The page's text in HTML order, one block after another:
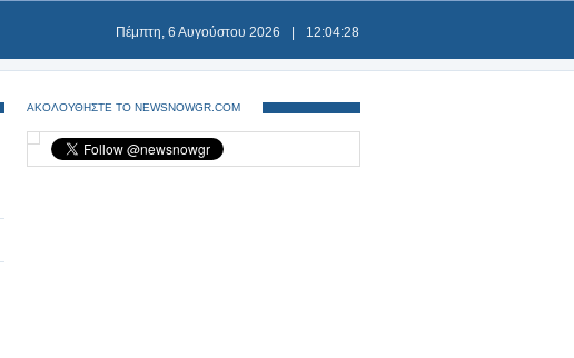
Πέμπτη, 6 Αυγούστου 2026 12:04:28
ΑΚΟΛΟΥΘΗΣΤΕ ΤΟ NEWSNOWGR.COM